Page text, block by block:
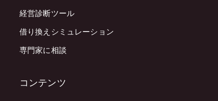
経営診断ツール
借り換えシミュレーション
専門家に相談
コンテンツ